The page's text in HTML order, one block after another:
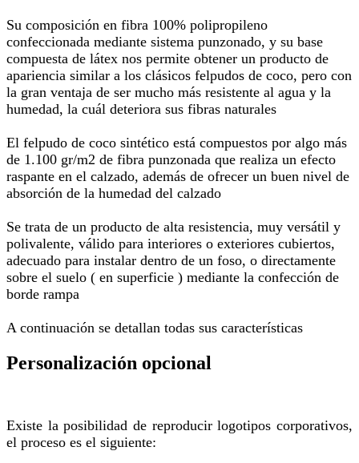
Su composición en fibra 100% polipropileno
confeccionada mediante sistema punzonado, y su base
compuesta de látex nos permite obtener un producto de
apariencia similar a los clásicos felpudos de coco, pero con
la gran ventaja de ser mucho más resistente al agua y la
humedad, la cuál deteriora sus fibras naturales
El felpudo de coco sintético está compuestos por algo más
de 1.100 gr/m2 de fibra punzonada que realiza un efecto
raspante en el calzado, además de ofrecer un buen nivel de
absorción de la humedad del calzado
Se trata de un producto de alta resistencia, muy versátil y
polivalente, válido para interiores o exteriores cubiertos,
adecuado para instalar dentro de un foso, o directamente
sobre el suelo ( en superficie ) mediante la confección de
borde rampa
A continuación se detallan todas sus características
Personalización opcional
Existe la posibilidad de reproducir logotipos corporativos,
el proceso es el siguiente: